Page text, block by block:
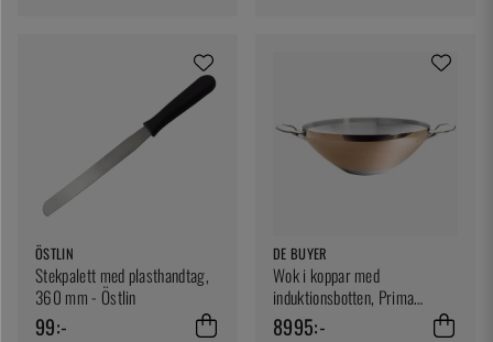
ÖSTLIN
Stekpalett med plasthandtag,
360 mm - Östlin
99:-
DE BUYER
Wok i koppar med
induktionsbotten, Prima
Matera - de Buyer
8995:-